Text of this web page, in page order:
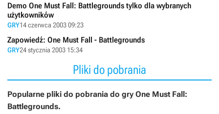
Demo One Must Fall: Battlegrounds tylko dla wybranych
użytkowników
GRY14 czerwca 2003 09:23
Zapowiedź: One Must Fall - Battlegrounds
GRY24 stycznia 2003 15:34
Pliki do pobrania
Popularne pliki do pobrania do gry One Must Fall:
Battlegrounds.